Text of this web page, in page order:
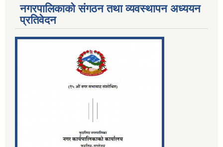
नगरपालिकाको संगठन तथा व्यवस्थापन अध्ययन
प्रतिवेदन